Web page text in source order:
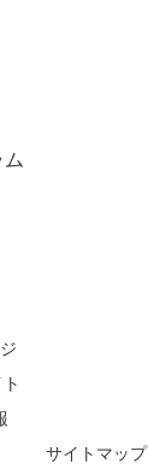
サイトマップ